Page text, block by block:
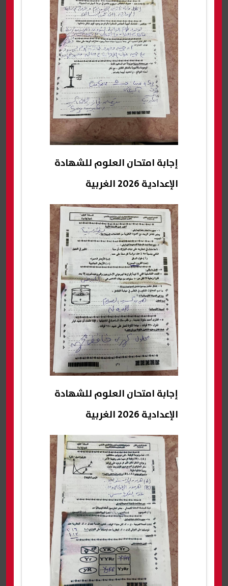
إجابة امتحان العلوم للشهادة
الإعدادية 2026 الغربية
إجابة امتحان العلوم للشهادة
الإعدادية 2026 الغربية